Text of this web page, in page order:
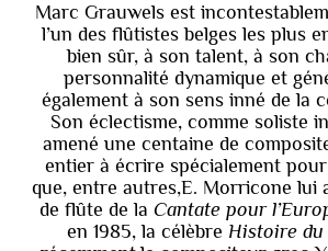
Marc Grauwels est
l’un des flûtistes belges les plus
bien sûr, à son talent, à son
personnalité dynamique et
également à son sens inné de la
Son éclectisme, comme soliste
amené une centaine de
entier à écrire spécialement pour
que, entre autres,E. Morricone lui
de flûte de la Cantate pour
en 1985, la célèbre Histoire du